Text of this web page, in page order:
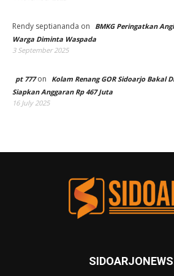
Rendy septiananda on
BMKG Peringatkan
Warga Diminta Waspada
3 September 2025
pt 777on
Kolam Renang GOR Sidoarjo Bakal
Siapkan Anggaran Rp 467 Juta
16 July 2025